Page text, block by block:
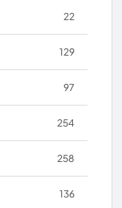
22
129
97
254
258
136